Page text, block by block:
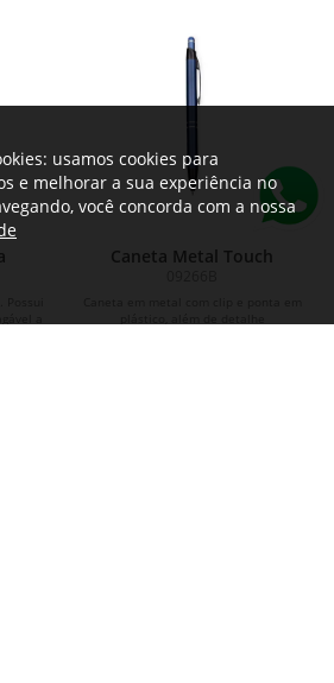
Caneta Metal Touch
usamos cookies para
e melhorar a sua experiência no
você concorda com a nossa